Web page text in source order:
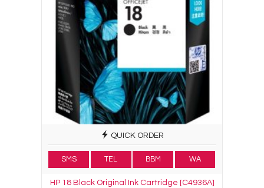
QUICK ORDER
SMS TEL BBM WA
HP 18 Black Original Ink Cartridge [C4936A]